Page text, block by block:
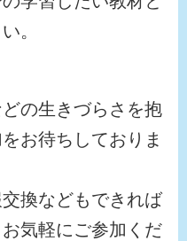
。
の生きづらさを抱
お待ちしておりま
換などもできれば
気軽にご参加くだ